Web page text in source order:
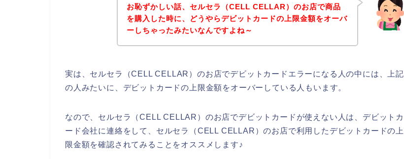
お恥ずかしい話、セルセラ（CELL CELLAR）のお店で商品
を購入した時に、どうやらデビットカードの上限金額をオーバ
ーしちゃったみたいなんですよね～
実は、セルセラ（CELL CELLAR）のお店でデビットカードエラーになる人の中には、上記
の人みたいに、デビットカードの上限金額をオーバーしている人もいます。
なので、セルセラ（CELL CELLAR）のお店でデビットカードが使えない人は、デビットカ
ード会社に連絡をして、セルセラ（CELL CELLAR）のお店で利用したデビットカードの上
限金額を確認されてみることをオススメします♪